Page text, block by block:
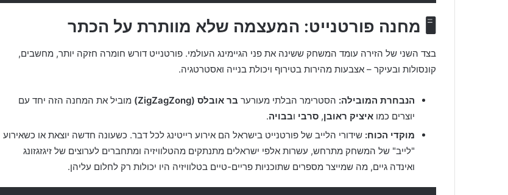
🖥️ מחנה פורטנייט: המעצמה שלא מוותרת על הכתר
בצד השני של הזירה עומד המשחק ששינה את פני הגיימינג העולמי. פורטנייט דורש חומרה חזקה יותר, מחשבים,
קונסולות ובעיקר – אצבעות מהירות בטירוף ויכולת בנייה ואסטרטגיה.
הנבחרת המובילה: הסטרימר הבלתי מעורער בר אובלס (ZigZagZong)
מוביל את המחנה הזה יחד עם
יוצרים כמו איציק ראובן, סרבי ובבויה.
מוקדי הכוח: שידורי הלייב של פורטנייט בישראל הם אירוע רייטינג לכל דבר. כשעונה חדשה יוצאת או כשאירוע
"לייב" של המשחק מתרחש, עשרות אלפי ישראלים מתנתקים מהטלוויזיה ומתחברים לערוצים של זיגזגזונג
ואינדה גיים, מה שמייצר מספרים שתוכניות פריים-טיים בטלוויזיה היו יכולות רק לחלום עליהן.